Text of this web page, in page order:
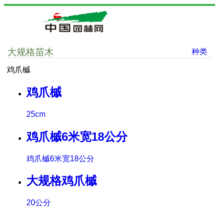
大规格苗木 种类
鸡爪槭
鸡爪槭
25cm
鸡爪槭6米宽18公分
鸡爪槭6米宽18公分
大规格鸡爪槭
20公分